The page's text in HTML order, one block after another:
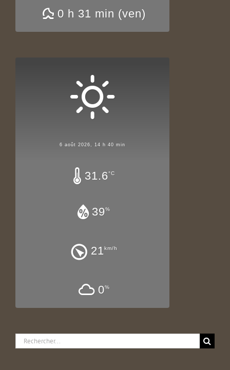
0 h 31 min (ven)
6 août 2026, 14 h 40 min
31.6°C
39%
21km/h
0%
Rechercher: